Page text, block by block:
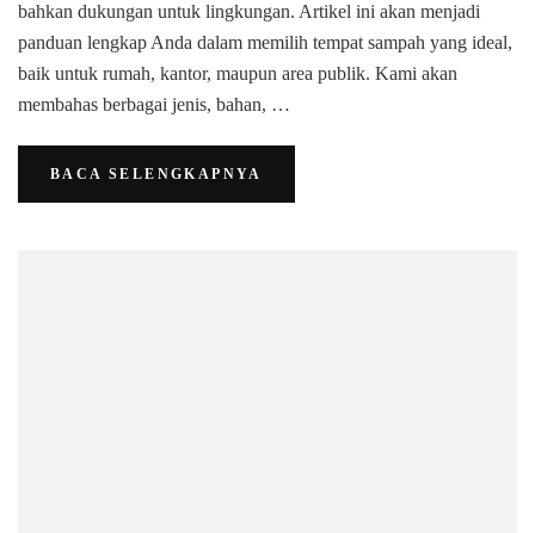
Dari
Dapur
Minimalis
bahkan dukungan untuk lingkungan. ​Artikel ini akan menjadi
panduan lengkap Anda dalam memilih tempat sampah yang ideal,
baik untuk rumah, kantor, maupun area publik. Kami akan
membahas berbagai jenis, bahan, …
BACA SELENGKAPNYA